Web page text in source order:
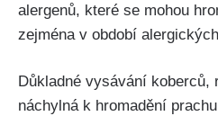
alergenů, které⁣ se mohou
zejména v období
Důkladné vysávání
náchylná k hromadění